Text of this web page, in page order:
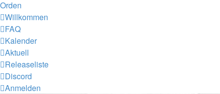
Orden
Willkommen
FAQ
Kalender
Aktuell
Releaseliste
Discord
Anmelden